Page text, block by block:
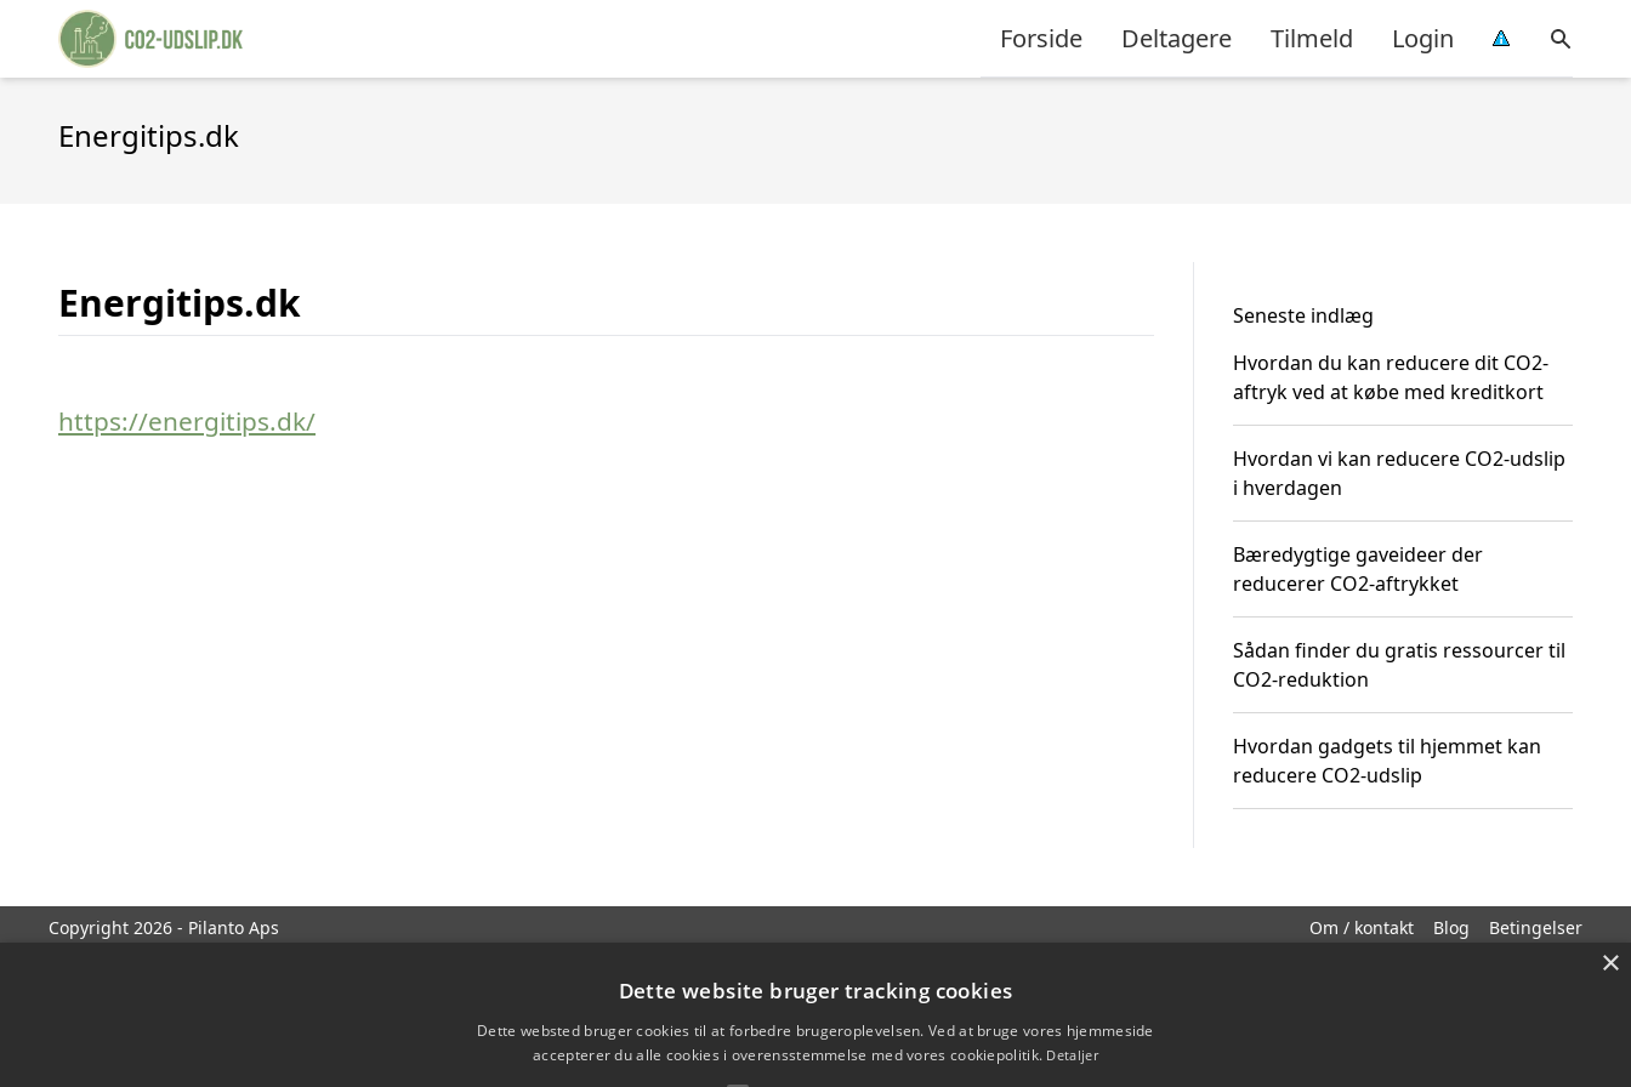
Forside Deltagere Tilmeld Login
Energitips.dk
Energitips.dk
https://energitips.dk/
Seneste indlæg
Hvordan du kan reducere dit CO2-
aftryk ved at købe med kreditkort
Hvordan vi kan reducere CO2-udslip
i hverdagen
Bæredygtige gaveideer der
reducerer CO2-aftrykket
Sådan finder du gratis ressourcer til
CO2-reduktion
Hvordan gadgets til hjemmet kan
reducere CO2-udslip
Copyright 2026 - Pilanto Aps Om / kontakt Blog Betingelser
×
Dette website bruger tracking cookies
Dette websted bruger cookies til at forbedre brugeroplevelsen. Ved at bruge vores hjemmeside
accepterer du alle cookies i overensstemmelse med vores cookiepolitik. Detaljer